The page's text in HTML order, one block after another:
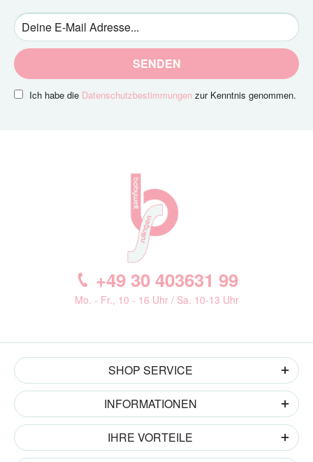
SENDEN
Ich habe die Datenschutzbestimmungen zur Kenntnis genommen.
+49 30 403631 99
Mo. - Fr., 10 - 16 Uhr / Sa. 10-13 Uhr
SHOP SERVICE
INFORMATIONEN
IHRE VORTEILE